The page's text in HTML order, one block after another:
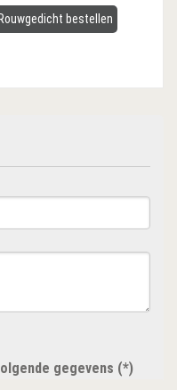
Rouwgedicht bestellen
gegevens (*)